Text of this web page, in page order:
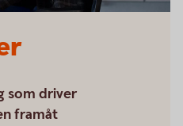
som driver
framåt